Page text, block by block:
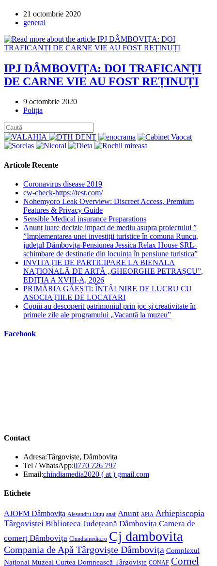
Post
published:
21 octombrie 2020
Post
general
IPJ DÂMBOVIȚA: DOI TRAFICANȚI
DE CARNE VIE AU FOST REȚINUȚI
Post
published:
9 octombrie 2020
Post
Poliția
Articole Recente
Coronavirus disease 2019
cw-check-https://test.com/
Nohemyoro Leak Overview: Discreet Access, Premium
Features & Privacy Guide
Sensible Medical insurance Preparations
Anunț luare decizie impact de mediu asupra proiectului ”
”Implementarea unei investiții turistice în comuna Runcu,
județul Dâmbovița-Pensiunea Jessica Relax House SRL-
schimbare de destinație din locuința în pensiune turistica”
INVITAȚIE DE PARTICIPARE LA BIENALA
NAȚIONALĂ DE ARTĂ „GHEORGHE PETRAȘCU”,
EDIŢIA A XVIII-A, 2026
PRIMĂRIA GĂEȘTI: ÎNTÂLNIRE DE LUCRU CU
ASOCIAȚIILE DE LOCATARI
Copiii au descoperit patrimoniul prin joc și creativitate în
primele zile ale programului „Vacanță la muzeu”
Facebook
Contact
Adresa:Târgoviște, Dâmbovița
Tel / WhatsApp:0770 726 797Opens
in
Email:chindiamedia2020 ( at ) gmail.comOpens
Etichete
AJOFM Dâmbovița Alesandru Duțu anaf Anunt APIA Arhiepiscopia
Târgoviștei Biblioteca Județeană Dâmbovița Camera de
comerț Dâmbovița Chindiamedia.ro Cj dambovita
Compania de Apă Târgoviște Dâmbovița Complexul
Național Muzeal Curtea Domnească Târgoviște CONAF Cornel